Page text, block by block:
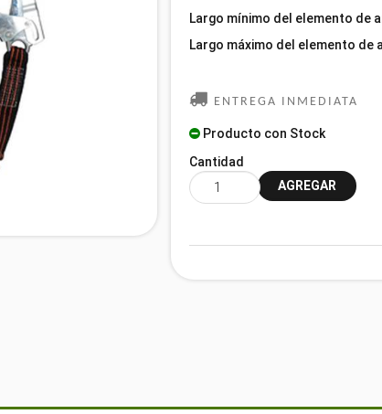
Largo mínimo del elemento de
Largo máximo del elemento de
ENTREGA INMEDIATA
Producto con Stock
Cantidad